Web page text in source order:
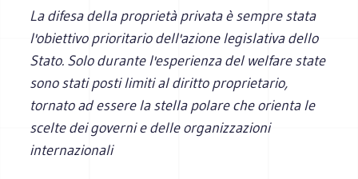
La difesa della proprietà privata è sempre stata
l'obiettivo prioritario dell'azione legislativa dello
Stato. Solo durante l'esperienza del welfare state
sono stati posti limiti al diritto proprietario,
tornato ad essere la stella polare che orienta le
scelte dei governi e delle organizzazioni
internazionali